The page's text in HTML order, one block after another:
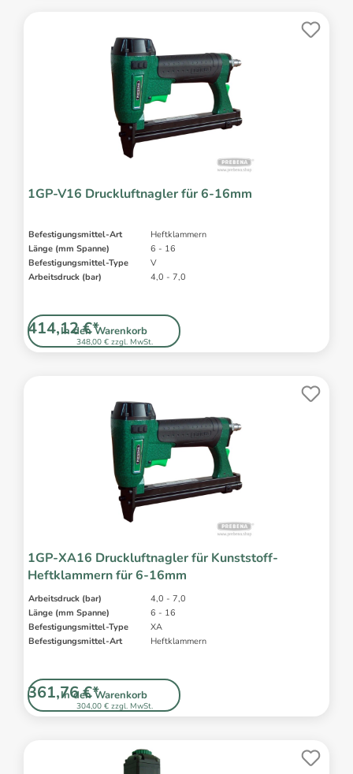
1GP-V16 Druckluftnagler für 6-16mm
Befestigungsmittel-Art
Heftklammern
Länge (mm Spanne)
6 - 16
Befestigungsmittel-Type
V
Arbeitsdruck (bar)
4,0 - 7,0
In den Warenkorb
348,00 € zzgl. MwSt.
414,12 €*
1GP-XA16 Druckluftnagler für Kunststoff-
Heftklammern für 6-16mm
Arbeitsdruck (bar)
4,0 - 7,0
Länge (mm Spanne)
6 - 16
Befestigungsmittel-Type
XA
Befestigungsmittel-Art
Heftklammern
In den Warenkorb
304,00 € zzgl. MwSt.
361,76 €*